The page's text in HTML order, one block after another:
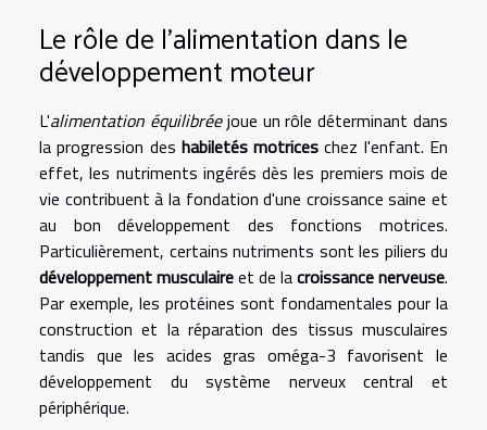
Le rôle de l'alimentation dans le
développement moteur
L'alimentation équilibréejoue un rôle déterminant dans
la progression des habiletés motrices chez l'enfant. En
effet, les nutriments ingérés dès les premiers mois de
vie contribuent à la fondation d'une croissance saine et
au bon développement des fonctions motrices.
Particulièrement, certains nutriments sont les piliers du
développement musculaireet de lacroissance nerveuse.
Par exemple, les protéines sont fondamentales pour la
construction et la réparation des tissus musculaires
tandis que les acides gras oméga-3 favorisent le
développement du système nerveux central et
périphérique.